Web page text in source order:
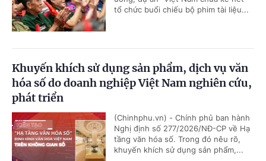
tổ chức buổi chiếu bộ phim tài liệu...
Khuyến khích sử dụng sản phẩm, dịch vụ văn
hóa số do doanh nghiệp Việt Nam nghiên cứu,
phát triển
(Chinhphu.vn) - Chính phủ ban hành
Nghị định số 277/2026/NĐ-CP về Hạ
tầng văn hóa số. Trong đó nêu rõ,
khuyến khích sử dụng sản phẩm,...